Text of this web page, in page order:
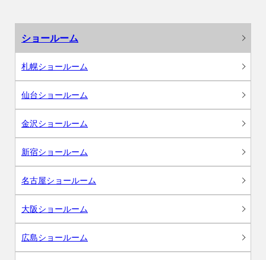
ショールーム
札幌ショールーム
仙台ショールーム
金沢ショールーム
新宿ショールーム
名古屋ショールーム
大阪ショールーム
広島ショールーム